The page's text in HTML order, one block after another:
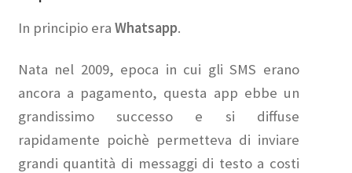
In principio era Whatsapp.
Nata nel 2009, epoca in cui gli SMS erano
ancora a pagamento, questa app ebbe un
grandissimo successo e si diffuse
rapidamente poichè permetteva di inviare
grandi quantità di messaggi di testo a costi